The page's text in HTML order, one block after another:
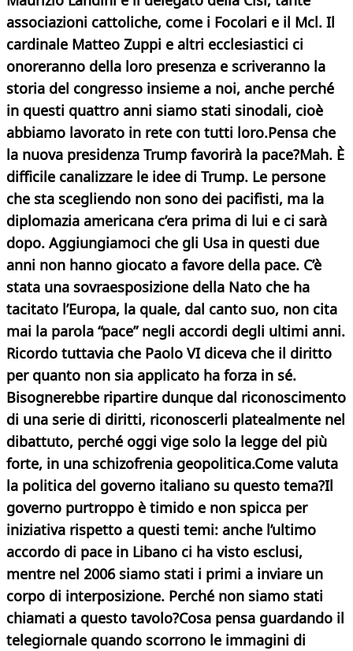
associazioni cattoliche, come i Focolari e il Mcl. Il
cardinale Matteo Zuppi e altri ecclesiastici ci
onoreranno della loro presenza e scriveranno la
storia del congresso insieme a noi, anche perché
in questi quattro anni siamo stati sinodali, cioè
abbiamo lavorato in rete con tutti loro.Pensa che
la nuova presidenza Trump favorirà la pace?Mah. È
difficile canalizzare le idee di Trump. Le persone
che sta scegliendo non sono dei pacifisti, ma la
diplomazia americana c’era prima di lui e ci sarà
dopo. Aggiungiamoci che gli Usa in questi due
anni non hanno giocato a favore della pace. C’è
stata una sovraesposizione della Nato che ha
tacitato l’Europa, la quale, dal canto suo, non cita
mai la parola “pace” negli accordi degli ultimi anni.
Ricordo tuttavia che Paolo VI diceva che il diritto
per quanto non sia applicato ha forza in sé.
Bisognerebbe ripartire dunque dal riconoscimento
di una serie di diritti, riconoscerli platealmente nel
dibattuto, perché oggi vige solo la legge del più
forte, in una schizofrenia geopolitica.Come valuta
la politica del governo italiano su questo tema?Il
governo purtroppo è timido e non spicca per
iniziativa rispetto a questi temi: anche l’ultimo
accordo di pace in Libano ci ha visto esclusi,
mentre nel 2006 siamo stati i primi a inviare un
corpo di interposizione. Perché non siamo stati
chiamati a questo tavolo?Cosa pensa guardando il
telegiornale quando scorrono le immagini di